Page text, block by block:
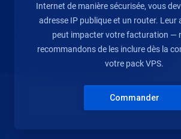
Internet de manière sécurisée, vous
adresse IP publique et un router. Leur
peut impacter votre facturation —
recommandons de les inclure dès la
votre pack VPS.
Commander